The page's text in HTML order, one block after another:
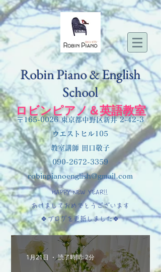
Robin Piano & English
School
ロビンピアノ＆英語教室
〒165-0026 東京都中野区新井 2-42-3
ウエストヒル105
教室講師 田口敬子
090-2672-3359
robinpianoenglish@gmail.com
HAPPY NEW YEAR!!
あけましておめでとうございます
🍀ブログを更新しました🍀
1月21日 読了時間: 2分